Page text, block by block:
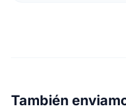
También